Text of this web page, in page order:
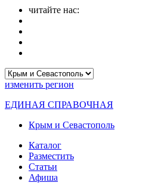
читайте нас:
изменить регион
ЕДИНАЯ СПРАВОЧНАЯ
Крым и Севастополь
Каталог
Разместить
Статьи
Афиша